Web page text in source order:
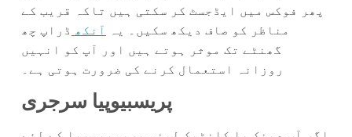
پھر فوکس میں ایڈجسٹ کر سکتی ہیں تاکہ قریب کے
مناظر کو صاف دیکھ سکیں۔ یہ آنکھ ڈراپ چھ
گھنٹے تک موثر ہوتے ہیں اور آپ کو انہیں
روزانہ استعمال کرنے کی ضرورت ہوتی ہے۔
پریسبیوپیا سرجری